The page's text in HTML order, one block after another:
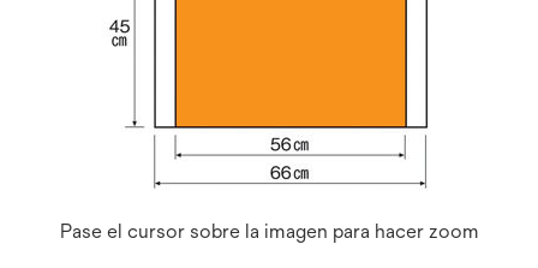
Pase el cursor sobre la imagen para hacer zoom